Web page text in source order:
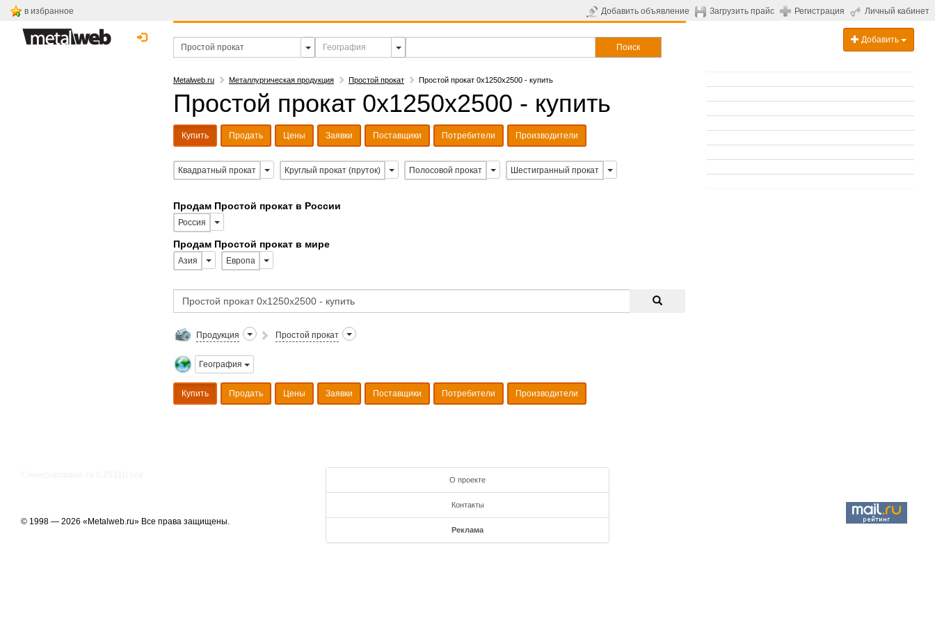
в избранное Добавить объявление Загрузить прайс Регистрация Личный кабинет
Поиск
Добавить
Metalweb.ru Металлургическая продукция Простой прокат Простой прокат 0х1250х2500 - купить
Простой прокат 0х1250х2500 - купить
Купить Продать Цены Заявки Поставщики Потребители Производители
Квадратный прокат Круглый прокат (пруток) Полосовой прокат Шестигранный прокат
Продам Простой прокат в России
Россия
Продам Простой прокат в мире
Азия Европа
Продукция Простой прокат
География
Купить Продать Цены Заявки Поставщики Потребители Производители
© 1998 — 2026 «Metalweb.ru» Все права защищены.
О проекте
Контакты
Реклама